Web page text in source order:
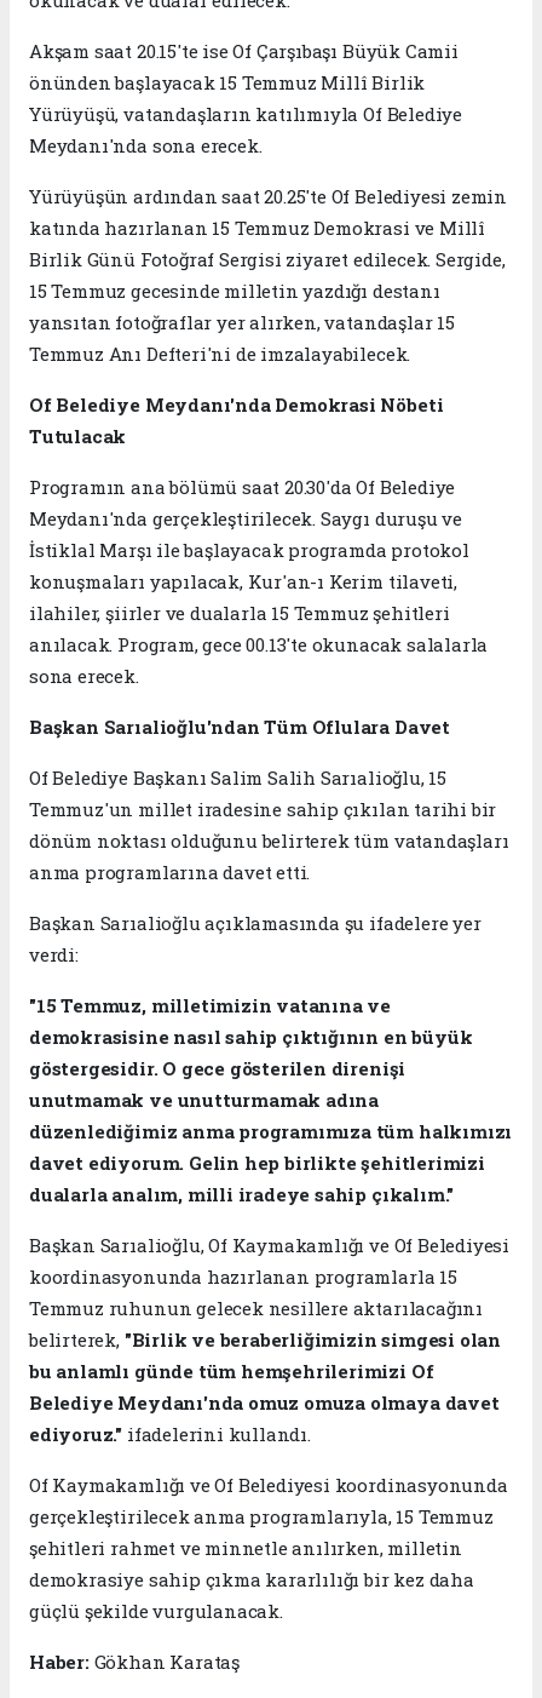
Akşam saat 20.15'te ise Of Çarşıbaşı Büyük Camii
önünden başlayacak 15 Temmuz Millî Birlik
Yürüyüşü, vatandaşların katılımıyla Of Belediye
Meydanı'nda sona erecek.
Yürüyüşün ardından saat 20.25'te Of Belediyesi zemin
katında hazırlanan 15 Temmuz Demokrasi ve Millî
Birlik Günü Fotoğraf Sergisi ziyaret edilecek. Sergide,
15 Temmuz gecesinde milletin yazdığı destanı
yansıtan fotoğraflar yer alırken, vatandaşlar 15
Temmuz Anı Defteri'ni de imzalayabilecek.
Of Belediye Meydanı'nda Demokrasi Nöbeti
Tutulacak
Programın ana bölümü saat 20.30'da Of Belediye
Meydanı'nda gerçekleştirilecek. Saygı duruşu ve
İstiklal Marşı ile başlayacak programda protokol
konuşmaları yapılacak, Kur'an-ı Kerim tilaveti,
ilahiler, şiirler ve dualarla 15 Temmuz şehitleri
anılacak. Program, gece 00.13'te okunacak salalarla
sona erecek.
Başkan Sarıalioğlu'ndan Tüm Oflulara Davet
Of Belediye Başkanı Salim Salih Sarıalioğlu, 15
Temmuz'un millet iradesine sahip çıkılan tarihi bir
dönüm noktası olduğunu belirterek tüm vatandaşları
anma programlarına davet etti.
Başkan Sarıalioğlu açıklamasında şu ifadelere yer
verdi:
"15 Temmuz, milletimizin vatanına ve
demokrasisine nasıl sahip çıktığının en büyük
göstergesidir. O gece gösterilen direnişi
unutmamak ve unutturmamak adına
düzenlediğimiz anma programımıza tüm halkımızı
davet ediyorum. Gelin hep birlikte şehitlerimizi
dualarla analım, milli iradeye sahip çıkalım."
Başkan Sarıalioğlu, Of Kaymakamlığı ve Of Belediyesi
koordinasyonunda hazırlanan programlarla 15
Temmuz ruhunun gelecek nesillere aktarılacağını
belirterek, "Birlik ve beraberliğimizin simgesi olan
bu anlamlı günde tüm hemşehrilerimizi Of
Belediye Meydanı'nda omuz omuza olmaya davet
ediyoruz." ifadelerini kullandı.
Of Kaymakamlığı ve Of Belediyesi koordinasyonunda
gerçekleştirilecek anma programlarıyla, 15 Temmuz
şehitleri rahmet ve minnetle anılırken, milletin
demokrasiye sahip çıkma kararlılığı bir kez daha
güçlü şekilde vurgulanacak.
Haber: Gökhan Karataş